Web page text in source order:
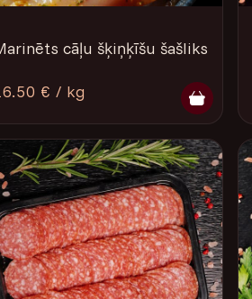
cāļu šķiņķīšu šašliks
€ / kg